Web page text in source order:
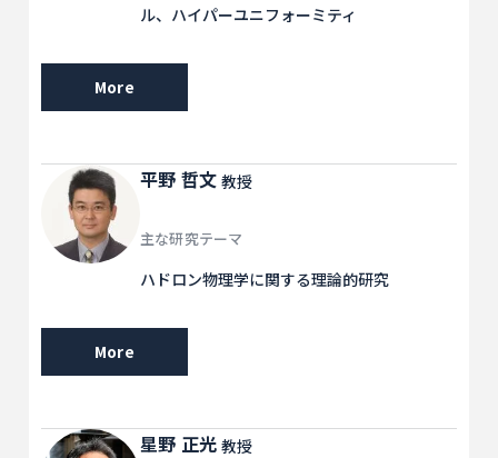
ル、ハイパーユニフォーミティ
More
平野 哲文教授
主な研究テーマ
ハドロン物理学に関する理論的研究
More
星野 正光教授